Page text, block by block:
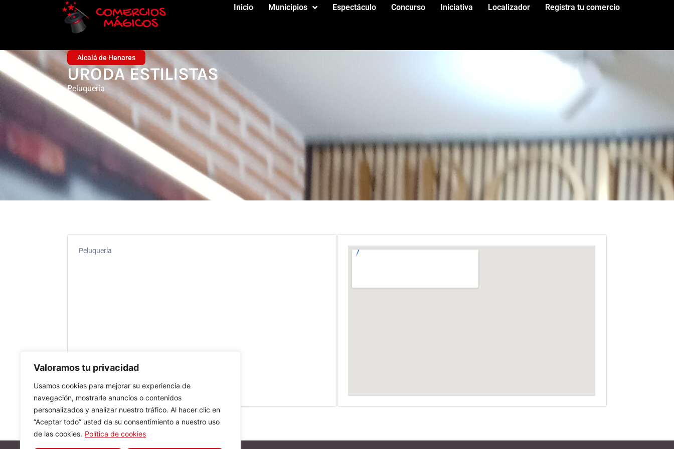
Valoramos tu privacidad
Usamos cookies para mejorar su experiencia de
navegación, mostrarle anuncios o contenidos
personalizados y analizar nuestro tráfico. Al hacer clic en
“Aceptar todo” usted da su consentimiento a nuestro uso
de las cookies. Política de cookies
Inicio Municipios Espectáculo Concurso Iniciativa Localizador Registra tu comercio
Alcalá de Henares
URODA ESTILISTAS
Peluquería
Peluquería